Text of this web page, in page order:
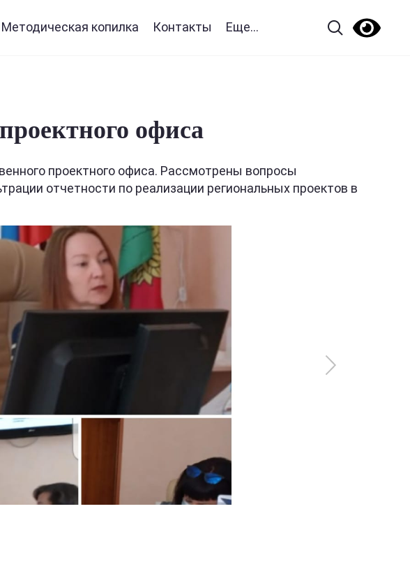
Методическая копилка Контакты Еще...
офиса
проектного офиса. Рассмотрены вопросы
отчетности по реализации региональных проектов в